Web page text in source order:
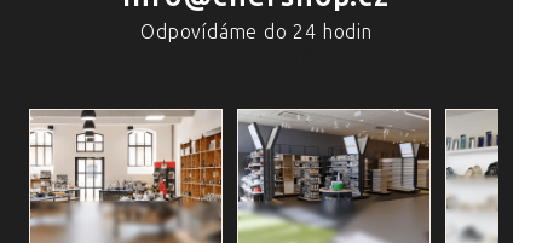
Odpovídáme do 24 hodin